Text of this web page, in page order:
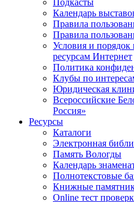
Подкасты
Календарь
Правила
Правила
Условия и порядок
ресурсам Интернет
Политика
Клубы по
Юридическая
Всероссийские
Россия»
Ресурсы
Каталоги
Электронная
Память Вологды
Календарь
Полнотекстовые
Книжные
Online тест